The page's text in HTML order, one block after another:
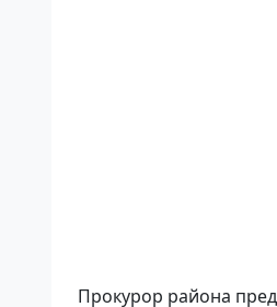
Прокурор района